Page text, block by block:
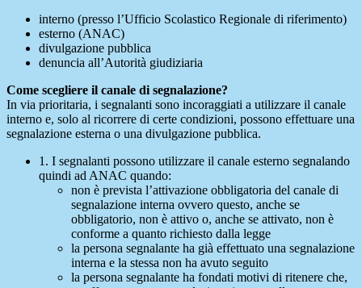
interno (presso l’Ufficio Scolastico Regionale di riferimento)
esterno (ANAC)
divulgazione pubblica
denuncia all’Autorità giudiziaria
Come scegliere il canale di segnalazione?
In via prioritaria, i segnalanti sono incoraggiati a utilizzare il canale
interno e, solo al ricorrere di certe condizioni, possono effettuare una
segnalazione esterna o una divulgazione pubblica.
1. I segnalanti possono utilizzare il canale esterno segnalando
quindi ad ANAC quando:
non è prevista l’attivazione obbligatoria del canale di
segnalazione interna ovvero questo, anche se
obbligatorio, non è attivo o, anche se attivato, non è
conforme a quanto richiesto dalla legge
la persona segnalante ha già effettuato una segnalazione
interna e la stessa non ha avuto seguito
la persona segnalante ha fondati motivi di ritenere che,